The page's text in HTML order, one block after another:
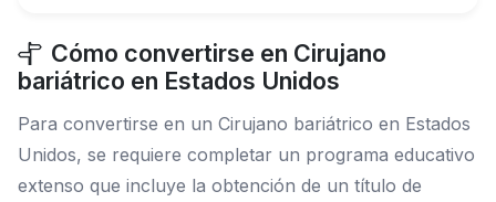
Cómo convertirse en Cirujano
bariátrico en Estados Unidos
Para convertirse en un Cirujano bariátrico en Estados
Unidos, se requiere completar un programa educativo
extenso que incluye la obtención de un título de